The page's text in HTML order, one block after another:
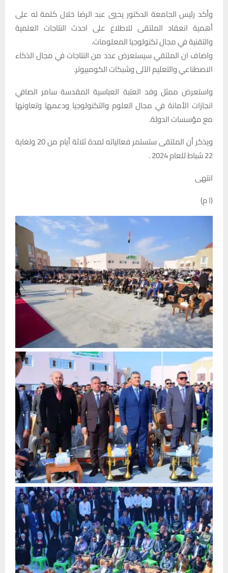
وأكد رئيس الجامعة الدكتور يحيي عبد الرضا خلال كلمة له على
أهمية انعقاد الملتقى للاطلاع على احدث النتاجات العلمية
والتقنية في مجال تكنولوجيا المعلومات.
واضاف ان الملتقي سيستعرض عدد من النتاجات في مجال الذكاء
الاصطناعي والتعليم الآلى وشبكات الكومبيوتر.
واستعرض ممثل وفد العتبة العباسية المقدسة سامر الصافي
انجازات الأمانة في مجال العلوم والتكنولوجيا ودعمها وتعاونها
مع مؤسسات الدولة.
ويذكر أن الملتقى ستستمر فعالياته لمدة ثلاثة أيام من 20 ولغاية
22 شباط للعام 2024 .
انتهى
(ا م)